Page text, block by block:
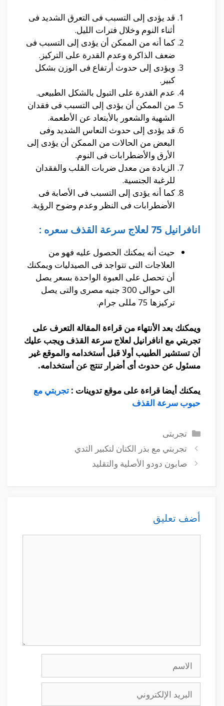
قد يؤدى إلى التسبب فى التعرق الشديد فى
أثناء النوم وخلال فترات الليل.
كما أنه من الممكن أن يؤدى إلى التسبب فى
ضعف الذاكرة وعدم القدرة على التركيز.
ويؤدى إلى حدوث أرتفاع فى الوزن بشكل
كبير.
عدم القدرة على التبول بالشكل الطبيعى.
من الممكن أن يؤدى إلى التسبب فى فقدان
الشهية والشعور بالأبتعاد عن الأطعمة.
قد يؤدى إلى حدوث النعاس الشديد وفى
البعض من الحالات من الممكن أن يؤدى إلى
الأرق والأضطرابات فى النوم.
الزيادة من معدل ضربات القلب والفقدان
للرغبة الجنسية.
كما أنه يؤدى إلى التسبب فى الأصابة فى
الأضطرابات فى النظر وعدم وضوح الرؤية.
انافرانيل 75 لعلاج سرعة القذف سعره :
حيث أنه يمكنك الحصول عليه فهو من
العلاجات التى تتواجد فى الصيدليات ويمكنك
أن تحصل على العبوة الواحدة بسعر يصل
الى حوالى 300 جنيه مصرى والتى يصل
تركيزها 75 مللى جرام.
ويمكنك بعد الأنتهاء من قراءة المقالة التعرف على
تجربتي مع انافرانيل لعلاج سرعة القذف ويجب عليك
أن تستشير الطبيب أولا قبل أستخدامه والموقع غير
مسئول عن حدوث أى أضرار تنتج عن أستخدامه.
يمكنك أيضا قراءة على موقع تدوينات : تجربتي مع
حبوب سرعة القذف
التصنيفات
تجربتى
تجربتي مع بذر الكتان لتكبير الثدي
صابون دودو الأصلية والتقليد
أضف تعليق
الاسم
البريد
الإلكتروني